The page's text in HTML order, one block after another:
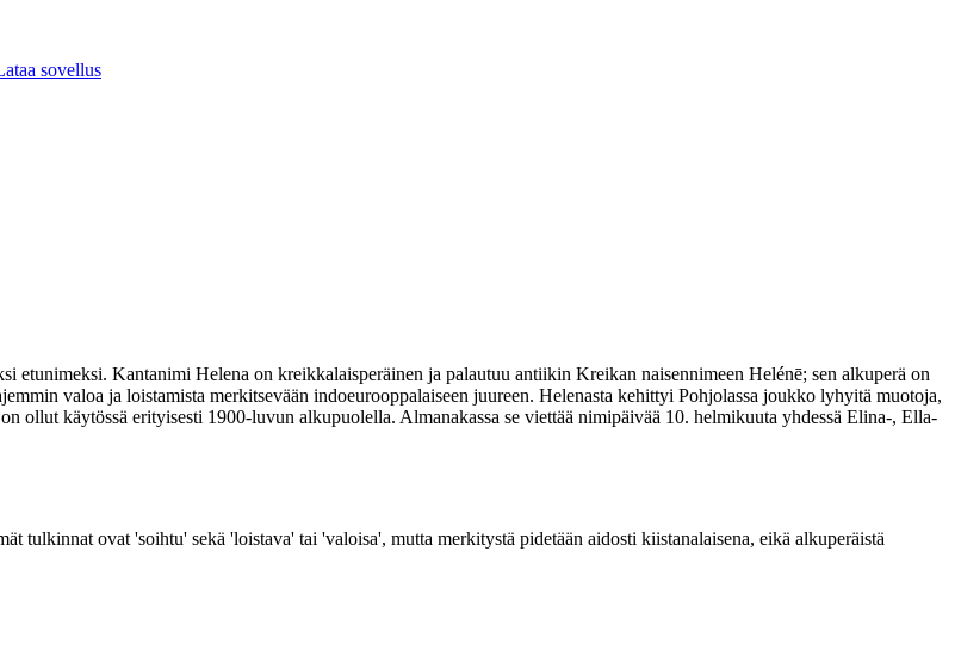
sovellus
etunimeksi. Kantanimi Helena on kreikkalaisperäinen ja palautuu antiikin Kreikan naisennimeen Helénē; sen alkuperä on
valoa ja loistamista merkitsevään indoeurooppalaiseen juureen. Helenasta kehittyi Pohjolassa joukko lyhyitä muotoja,
ollut käytössä erityisesti 1900-luvun alkupuolella. Almanakassa se viettää nimipäivää 10. helmikuuta yhdessä Elina-, Ella-
tulkinnat ovat 'soihtu' sekä 'loistava' tai 'valoisa', mutta merkitystä pidetään aidosti kiistanalaisena, eikä alkuperäistä